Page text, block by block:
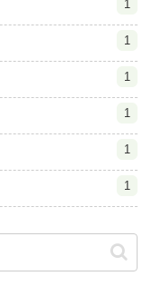
1
1
1
1
1
1